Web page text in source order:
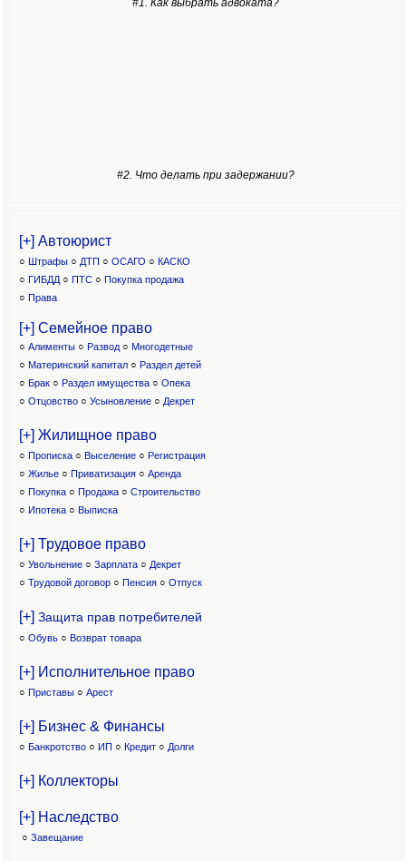
#2. Что делать при задержании?
[+] Автоюрист
○ Штрафы ○ ДТП ○ ОСАГО ○ КАСКО
○ ГИБДД ○ ПТС ○ Покупка продажа
○ Права
[+] Семейное право
○ Алименты ○ Развод ○ Многодетные
○ Материнский капитал○ Раздел детей
○ Брак ○ Раздел имущества ○ Опека
○ Отцовство○ Усыновление ○ Декрет
[+] Жилищное право
○ Прописка ○ Выселение ○ Регистрация
○ Жилье ○ Приватизация ○ Аренда
○ Покупка ○ Продажа ○ Строительство
○ Ипотека ○ Выписка
[+] Трудовое право
○ Увольнение ○ Зарплата ○ Декрет
○ Трудовой договор ○ Пенсия ○ Отпуск
[+] Защита прав потребителей
○ Обувь ○ Возврат товара
[+] Исполнительное право
○ Приставы ○ Арест
[+] Бизнес & Финансы
○ Банкротство ○ ИП ○ Кредит ○ Долги
[+] Коллекторы
[+] Наследство
○ Завещание